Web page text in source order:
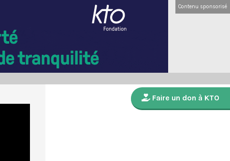
Contenu sponsorisé
Faire un don à KTO